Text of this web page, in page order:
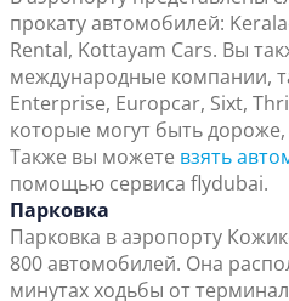
прокату автомобилей:
Rental, Kottayam Cars. Вы
международные компании,
Enterprise, Europcar, Sixt,
которые могут быть
Также вы можете взять
помощью сервиса flydubai.
Парковка
Парковка в аэропорту
800 автомобилей. Она
минутах ходьбы от